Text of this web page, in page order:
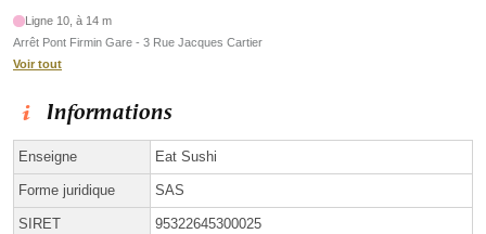
Ligne 10, à 14 m
Arrêt Pont Firmin Gare - 3 Rue Jacques Cartier
Voir tout
Informations
Enseigne Eat Sushi
Forme juridique SAS
SIRET 95322645300025